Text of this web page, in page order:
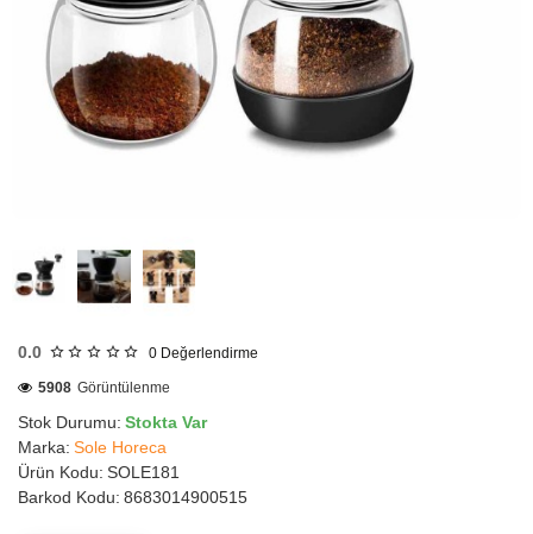
0.0 0 Değerlendirme
Stok Durumu: Stokta Var
Marka: Sole Horeca
Ürün Kodu: SOLE181
Barkod Kodu: 8683014900515
5908 Görüntülenme